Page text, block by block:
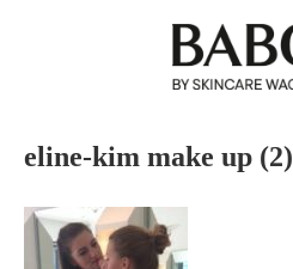
eline-kim make up (2)